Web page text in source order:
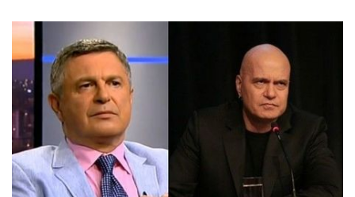
РАЗСЛЕДВАНЕ
БИЗНЕС
ЮГ
Управители:
Веселин
Василев,
email:
v.vasilev@flagman.bg
Катя